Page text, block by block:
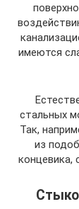
имеются
стальных
Так,
из
концевика,